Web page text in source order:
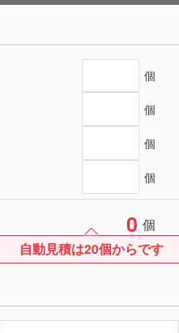
個
個
個
個
0 個
自動見積は20個からです